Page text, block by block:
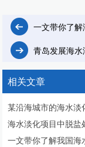
一文带你了
青岛发展海
相关文章
某沿海城市的海水淡
海水淡化项目中脱
一文带你了解我国海